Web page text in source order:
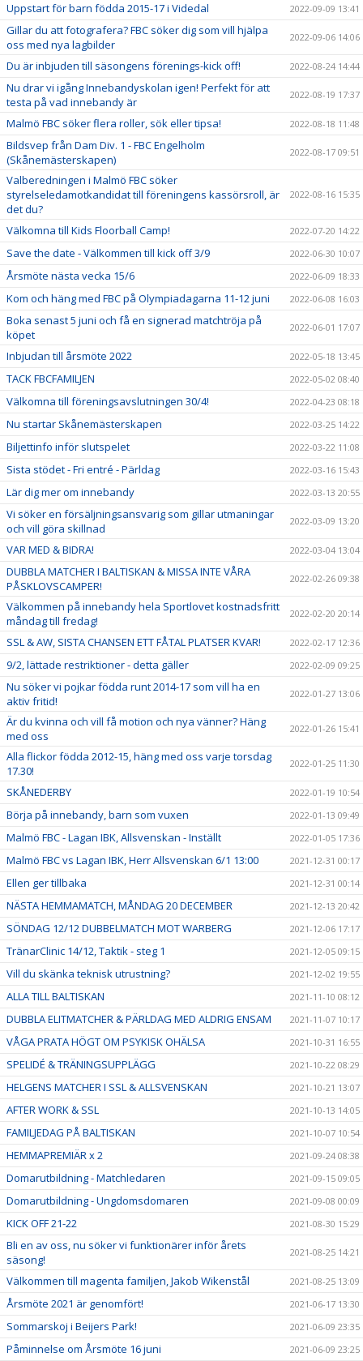
Uppstart för barn födda 2015-17 i Videdal 2022-09-09 13:41
Gillar du att fotografera? FBC söker dig som vill hjälpa
oss med nya lagbilder
2022-09-06 14:06
Du är inbjuden till säsongens förenings-kick off! 2022-08-24 14:44
Nu drar vi igång Innebandyskolan igen! Perfekt för att
testa på vad innebandy är
2022-08-19 17:37
Malmö FBC söker flera roller, sök eller tipsa! 2022-08-18 11:48
Bildsvep från Dam Div. 1 - FBC Engelholm
(Skånemästerskapen)
2022-08-17 09:51
Valberedningen i Malmö FBC söker
styrelseledamotkandidat till föreningens kassörsroll, är
det du?
2022-08-16 15:35
Välkomna till Kids Floorball Camp! 2022-07-20 14:22
Save the date - Välkommen till kick off 3/9 2022-06-30 10:07
Årsmöte nästa vecka 15/6 2022-06-09 18:33
Kom och häng med FBC på Olympiadagarna 11-12 juni 2022-06-08 16:03
Boka senast 5 juni och få en signerad matchtröja på
köpet
2022-06-01 17:07
Inbjudan till årsmöte 2022 2022-05-18 13:45
TACK FBCFAMILJEN 2022-05-02 08:40
Välkomna till föreningsavslutningen 30/4! 2022-04-23 08:18
Nu startar Skånemästerskapen 2022-03-25 14:22
Biljettinfo inför slutspelet 2022-03-22 11:08
Sista stödet - Fri entré - Pärldag 2022-03-16 15:43
Lär dig mer om innebandy 2022-03-13 20:55
Vi söker en försäljningsansvarig som gillar utmaningar
och vill göra skillnad
2022-03-09 13:20
VAR MED & BIDRA! 2022-03-04 13:04
DUBBLA MATCHER I BALTISKAN & MISSA INTE VÅRA
PÅSKLOVSCAMPER!
2022-02-26 09:38
Välkommen på innebandy hela Sportlovet kostnadsfritt
måndag till fredag!
2022-02-20 20:14
SSL & AW, SISTA CHANSEN ETT FÅTAL PLATSER KVAR! 2022-02-17 12:36
9/2, lättade restriktioner - detta gäller 2022-02-09 09:25
Nu söker vi pojkar födda runt 2014-17 som vill ha en
aktiv fritid!
2022-01-27 13:06
Är du kvinna och vill få motion och nya vänner? Häng
med oss
2022-01-26 15:41
Alla flickor födda 2012-15, häng med oss varje torsdag
17.30!
2022-01-25 11:30
SKÅNEDERBY 2022-01-19 10:54
Börja på innebandy, barn som vuxen 2022-01-13 09:49
Malmö FBC - Lagan IBK, Allsvenskan - Inställt 2022-01-05 17:36
Malmö FBC vs Lagan IBK, Herr Allsvenskan 6/1 13:00 2021-12-31 00:17
Ellen ger tillbaka 2021-12-31 00:14
NÄSTA HEMMAMATCH, MÅNDAG 20 DECEMBER 2021-12-13 20:42
SÖNDAG 12/12 DUBBELMATCH MOT WARBERG 2021-12-06 17:17
TränarClinic 14/12, Taktik - steg 1 2021-12-05 09:15
Vill du skänka teknisk utrustning? 2021-12-02 19:55
ALLA TILL BALTISKAN 2021-11-10 08:12
DUBBLA ELITMATCHER & PÄRLDAG MED ALDRIG ENSAM 2021-11-07 10:17
VÅGA PRATA HÖGT OM PSYKISK OHÄLSA 2021-10-31 16:55
SPELIDÉ & TRÄNINGSUPPLÄGG 2021-10-22 08:29
HELGENS MATCHER I SSL & ALLSVENSKAN 2021-10-21 13:07
AFTER WORK & SSL 2021-10-13 14:05
FAMILJEDAG PÅ BALTISKAN 2021-10-07 10:54
HEMMAPREMIÄR x 2 2021-09-24 08:38
Domarutbildning - Matchledaren 2021-09-15 09:05
Domarutbildning - Ungdomsdomaren 2021-09-08 00:09
KICK OFF 21-22 2021-08-30 15:29
Bli en av oss, nu söker vi funktionärer inför årets
säsong!
2021-08-25 14:21
Välkommen till magenta familjen, Jakob Wikenstål 2021-08-25 13:09
Årsmöte 2021 är genomfört! 2021-06-17 13:30
Sommarskoj i Beijers Park! 2021-06-09 23:35
Påminnelse om Årsmöte 16 juni 2021-06-09 23:25